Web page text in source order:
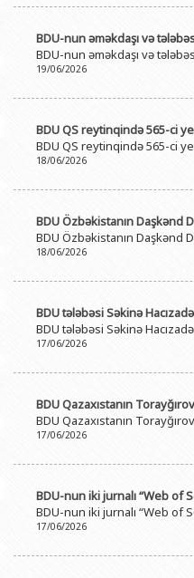
BDU-nun əməkdaşı və
BDU-nun əməkdaşı və
19/06/2026
BDU QS reytinqində 565-ci
BDU QS reytinqində 565-ci
18/06/2026
BDU Özbəkistanın Daşkənd
BDU Özbəkistanın Daşkənd
18/06/2026
BDU tələbəsi Səkinə
BDU tələbəsi Səkinə
17/06/2026
BDU Qazaxıstanın
BDU Qazaxıstanın
17/06/2026
BDU-nun iki jurnalı “Web of
BDU-nun iki jurnalı “Web of
17/06/2026